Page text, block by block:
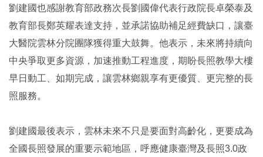
劉建國也感謝教育部政務次長劉國偉代表行政院長卓榮泰及
教育部長鄭英耀表達支持，並承諾協助補足經費缺口，讓臺
大醫院雲林分院團隊獲得重大鼓舞。他表示，未來將持續向
中央爭取更多資源，加速推動工程進度，期盼長照教學大樓
早日動工、如期完成，讓雲林鄉親享有更優質、更完整的長
照服務。
劉建國最後表示，雲林未來不只是要面對高齡化，更要成為
全國長照發展的重要示範地區，呼應健康臺灣及長照3.0政